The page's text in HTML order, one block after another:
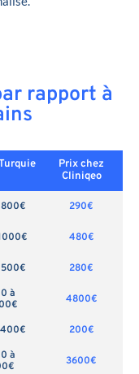
rapport à
Prix chez
Cliniqeo
290€
480€
280€
à
4800€
200€
à
3600€